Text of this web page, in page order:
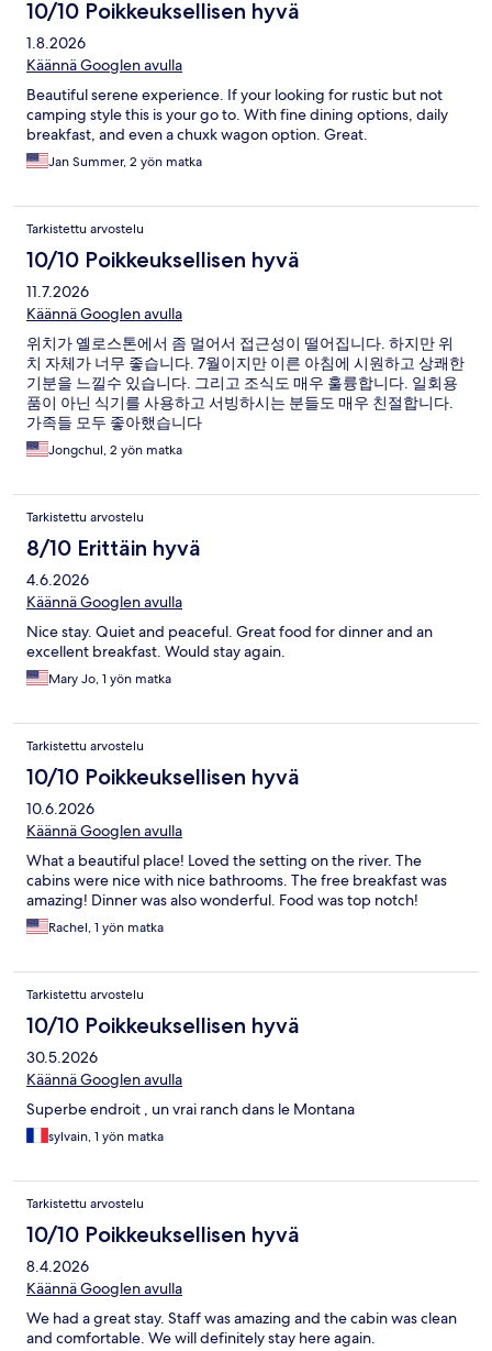
10/10 Poikkeuksellisen hyvä
1.8.2026
Käännä Googlen avulla
Beautiful serene experience. If your looking for rustic but not
camping style this is your go to. With fine dining options, daily
breakfast, and even a chuxk wagon option. Great.
Jan Summer, 2 yön matka
Tarkistettu arvostelu
10/10 Poikkeuksellisen hyvä
11.7.2026
Käännä Googlen avulla
위치가 옐로스톤에서 좀 멀어서 접근성이 떨어집니다. 하지만 위
치 자체가 너무 좋습니다. 7월이지만 이른 아침에 시원하고 상쾌한
기분을 느낄수 있습니다. 그리고 조식도 매우 훌륭합니다. 일회용
품이 아닌 식기를 사용하고 서빙하시는 분들도 매우 친절합니다.
가족들 모두 좋아했습니다
Jongchul, 2 yön matka
Tarkistettu arvostelu
8/10 Erittäin hyvä
4.6.2026
Käännä Googlen avulla
Nice stay. Quiet and peaceful. Great food for dinner and an
excellent breakfast. Would stay again.
Mary Jo, 1 yön matka
Tarkistettu arvostelu
10/10 Poikkeuksellisen hyvä
10.6.2026
Käännä Googlen avulla
What a beautiful place! Loved the setting on the river. The
cabins were nice with nice bathrooms. The free breakfast was
amazing! Dinner was also wonderful. Food was top notch!
Rachel, 1 yön matka
Tarkistettu arvostelu
10/10 Poikkeuksellisen hyvä
30.5.2026
Käännä Googlen avulla
Superbe endroit , un vrai ranch dans le Montana
sylvain, 1 yön matka
Tarkistettu arvostelu
10/10 Poikkeuksellisen hyvä
8.4.2026
Käännä Googlen avulla
We had a great stay. Staff was amazing and the cabin was clean
and comfortable. We will definitely stay here again.